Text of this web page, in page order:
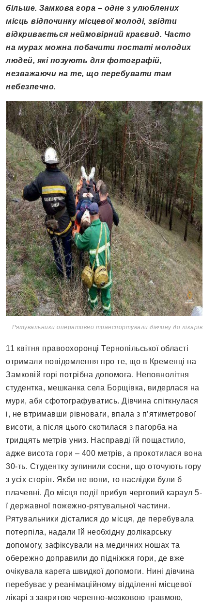
більше. Замкова гора – одне з улюблених
місць відпочинку місцевої молоді, звідти
відкривається неймовірний краєвид. Часто
на мурах можна побачити постаті молодих
людей, які позують для фотографій,
незважаючи на те, що перебувати там
небезпечно.
Рятувальники оперативно транспортували дівчину до лікарів
11 квітня правоохоронці Тернопільської області
отримали повідомлення про те, що в Кременці на
Замковій горі потрібна допомога. Неповнолітня
студентка, мешканка села Борщівка, видерлася на
мури, аби сфотографуватись. Дівчина спіткнулася
і, не втримавши рівноваги, впала з п’ятиметрової
висоти, а після цього скотилася з пагорба на
тридцять метрів униз. Насправді їй пощастило,
адже висота гори – 400 метрів, а прокотилася вона
30-ть. Студентку зупинили сосни, що оточують гору
з усіх сторін. Якби не вони, то наслідки були б
плачевні. До місця події прибув черговий караул 5-
ї державної пожежно-рятувальної частини.
Рятувальники дісталися до місця, де перебувала
потерпіла, надали їй необхідну долікарську
допомогу, зафіксували на медичних ношах та
обережно доправили до підніжжя гори, де вже
очікувала карета швидкої допомоги. Нині дівчина
перебуває у реанімаційному відділенні місцевої
лікарі з закритою черепно-мозковою травмою,